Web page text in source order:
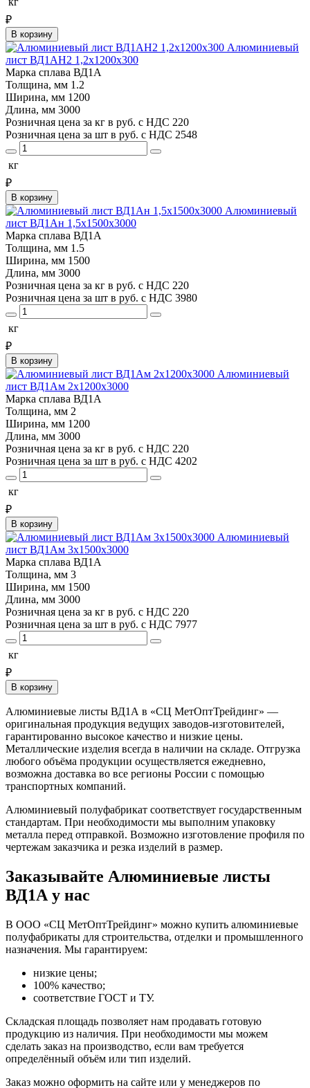
₽
В корзину
Алюминиевый
лист ВД1АН2 1,2х1200х300
Марка сплава ВД1А
Толщина, мм 1.2
Ширина, мм 1200
Длина, мм 3000
Розничная цена за кг в руб. с НДС 220
Розничная цена за шт в руб. с НДС 2548
кг
₽
В корзину
Алюминиевый
лист ВД1Ан 1,5х1500х3000
Марка сплава ВД1А
Толщина, мм 1.5
Ширина, мм 1500
Длина, мм 3000
Розничная цена за кг в руб. с НДС 220
Розничная цена за шт в руб. с НДС 3980
кг
₽
В корзину
Алюминиевый
лист ВД1Ам 2х1200х3000
Марка сплава ВД1А
Толщина, мм 2
Ширина, мм 1200
Длина, мм 3000
Розничная цена за кг в руб. с НДС 220
Розничная цена за шт в руб. с НДС 4202
кг
₽
В корзину
Алюминиевый
лист ВД1Ам 3х1500х3000
Марка сплава ВД1А
Толщина, мм 3
Ширина, мм 1500
Длина, мм 3000
Розничная цена за кг в руб. с НДС 220
Розничная цена за шт в руб. с НДС 7977
кг
₽
В корзину
Алюминиевые листы ВД1А в «СЦ МетОптТрейдинг» —
оригинальная продукция ведущих заводов-изготовителей,
гарантированно высокое качество и низкие цены.
Металлические изделия всегда в наличии на складе. Отгрузка
любого объёма продукции осуществляется ежедневно,
возможна доставка во все регионы России с помощью
транспортных компаний.
Алюминиевый полуфабрикат соответствует государственным
стандартам. При необходимости мы выполним упаковку
металла перед отправкой. Возможно изготовление профиля по
чертежам заказчика и резка изделий в размер.
Заказывайте Алюминиевые листы
ВД1А у нас
В ООО «СЦ МетОптТрейдинг» можно купить алюминиевые
полуфабрикаты для строительства, отделки и промышленного
назначения. Мы гарантируем:
низкие цены;
100% качество;
соответствие ГОСТ и ТУ.
Складская площадь позволяет нам продавать готовую
продукцию из наличия. При необходимости мы можем
сделать заказ на производство, если вам требуется
определённый объём или тип изделий.
Заказ можно оформить на сайте или у менеджеров по